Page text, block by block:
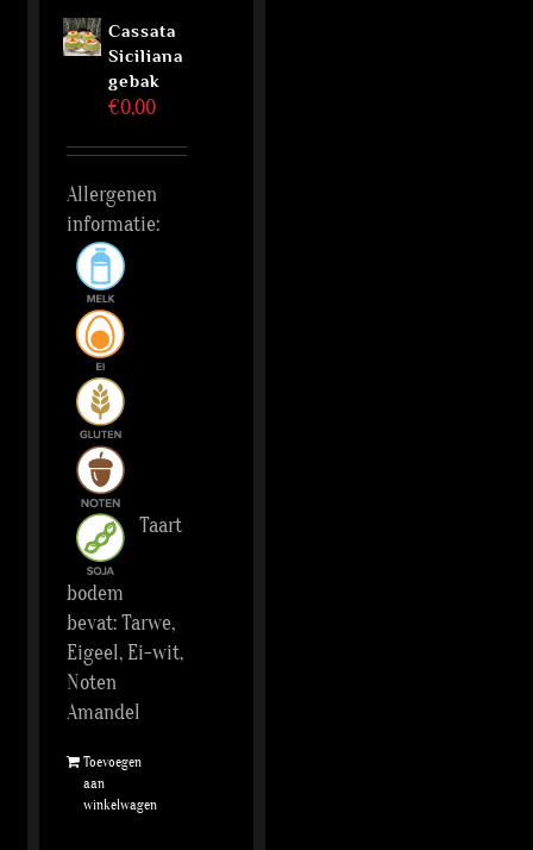
Cassata
Siciliana
gebak
€0,00
Allergenen
informatie:
Taart
bodem
bevat: Tarwe,
Eigeel, Ei-wit,
Noten
Amandel
Toevoegen
aan
winkelwagen